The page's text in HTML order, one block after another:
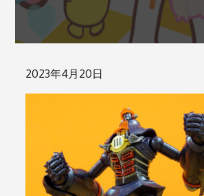
Posted
on
2023年4月20日